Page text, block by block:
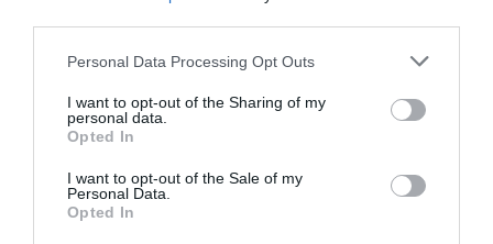
Personal Data Processing Opt Outs
I want to opt-out of the Sharing of my
personal data.
Opted In
I want to opt-out of the Sale of my
Personal Data.
Opted In
surprinzător datele indică prezența pesticidelor în
apa care, fiind îmbuteliată direct la sursă, cel puțin
după bunul simț,
necontaminată . De altfel, reziduurile de pesticide au
fost găsite și de laboratoare în ambalajele apei